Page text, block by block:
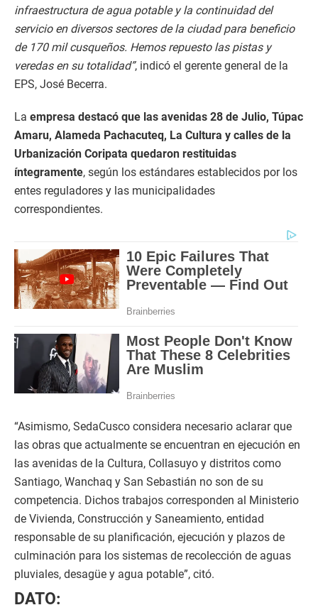
infraestructura de agua potable y la continuidad del
servicio en diversos sectores de la ciudad para beneficio
de 170 mil cusqueños. Hemos repuesto las pistas y
veredas en su totalidad”, indicó el gerente general de la
EPS, José Becerra.
La empresa destacó que las avenidas 28 de Julio, Túpac
Amaru, Alameda Pachacuteq, La Cultura y calles de la
Urbanización Coripata quedaron restituidas
íntegramente, según los estándares establecidos por los
entes reguladores y las municipalidades
correspondientes.
“Asimismo, SedaCusco considera necesario aclarar que
las obras que actualmente se encuentran en ejecución en
las avenidas de la Cultura, Collasuyo y distritos como
Santiago, Wanchaq y San Sebastián no son de su
competencia. Dichos trabajos corresponden al Ministerio
de Vivienda, Construcción y Saneamiento, entidad
responsable de su planificación, ejecución y plazos de
culminación para los sistemas de recolección de aguas
pluviales, desagüe y agua potable”, citó.
DATO: